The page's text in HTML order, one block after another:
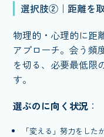
選択肢②｜距離を
物理的・心理的に距
アプローチ。会う頻
を切る、必要最低限
す。
選ぶのに向く状況 ：
「変える」努力をした